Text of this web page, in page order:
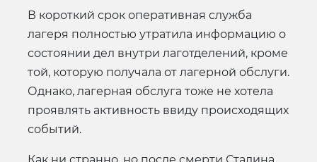
В короткий срок оперативная служба
лагеря полностью утратила информацию о
состоянии дел внутри лаготделений, кроме
той, которую получала от лагерной обслуги.
Однако, лагерная обслуга тоже не хотела
проявлять активность ввиду происходящих
событий.